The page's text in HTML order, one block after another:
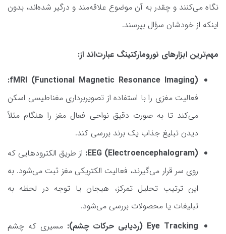
نگاه می‌کنند و چقدر به آن موضوع علاقه‌مند و درگیر شده‌اند، بدون
اینکه از خودشان سؤال بپرسند.
مهم‌ترین ابزارهای نورومارکتینگ عبارت‌اند از:
fMRI (Functional Magnetic Resonance Imaging):
فعالیت مغزی را با استفاده از تصویربرداری مغناطیسی اسکن
می‌کند تا به صورت دقیق نواحی فعال مغز را هنگام مثلاً
دیدن تبلیغ جذاب یک برند بررسی کند.
EEG (Electroencephalogram): از طریق الکترودهایی که
روی سر قرار می‌گیرند، فعالیت الکتریکی مغز ثبت می‌شود. به
این ترتیب تحلیل تمرکز، هیجان یا توجه در لحظه به
تبلیغات یا محصولات بررسی می‌شود.
Eye Tracking (ردیابی حرکات چشم):
مسیری که چشم